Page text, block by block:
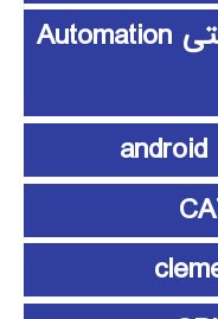
آموزش اتوماسیون صنعتی Automation